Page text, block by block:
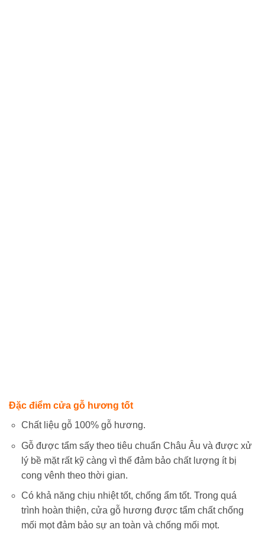
Đặc điểm cửa gỗ hương tốt
Chất liệu gỗ 100% gỗ hương.
Gỗ được tẩm sấy theo tiêu chuẩn Châu Âu và được xử
lý bề mặt rất kỹ càng vì thế đảm bảo chất lượng ít bị
cong vênh theo thời gian.
Có khả năng chịu nhiệt tốt, chống ẩm tốt. Trong quá
trình hoàn thiện, cửa gỗ hương được tẩm chất chống
mối mọt đảm bảo sự an toàn và chống mối mọt.